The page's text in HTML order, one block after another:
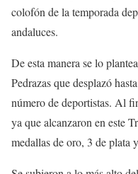
colofón de la temporada
andaluces.
De esta manera se lo
Pedrazas que desplazó
número de deportistas. Al
ya que alcanzaron en este
medallas de oro, 3 de plata